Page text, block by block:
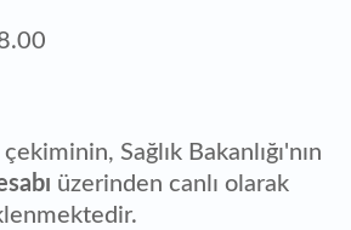
çekiminin, Sağlık Bakanlığı'nın
üzerinden canlı olarak